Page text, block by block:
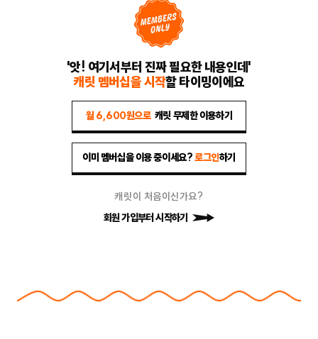
'앗! 여기서부터 진짜 필요한 내용인데'
캐릿 멤버십을 시작할 타이밍이에요
월 6,600원으로 캐릿 무제한 이용하기
이미 멤버십을 이용 중이세요?로그인하기
캐릿이 처음이신가요?
회원 가입부터 시작하기